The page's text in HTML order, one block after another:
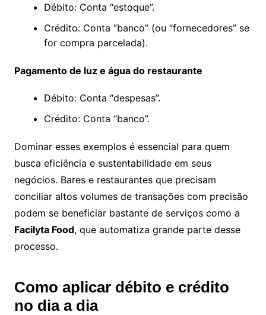
Débito: Conta “estoque”.
Crédito: Conta “banco” (ou “fornecedores” se
for compra parcelada).
Pagamento de luz e água do restaurante
Débito: Conta “despesas”.
Crédito: Conta “banco”.
Dominar esses exemplos é essencial para quem
busca eficiência e sustentabilidade em seus
negócios. Bares e restaurantes que precisam
conciliar altos volumes de transações com precisão
podem se beneficiar bastante de serviços como a
Facilyta Food, que automatiza grande parte desse
processo.
Como aplicar débito e crédito
no dia a dia